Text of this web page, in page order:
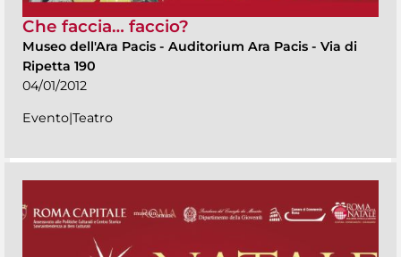
Che faccia… faccio?
Museo dell'Ara Pacis - Auditorium Ara Pacis - Via di
Ripetta 190
04/01/2012
Evento|Teatro